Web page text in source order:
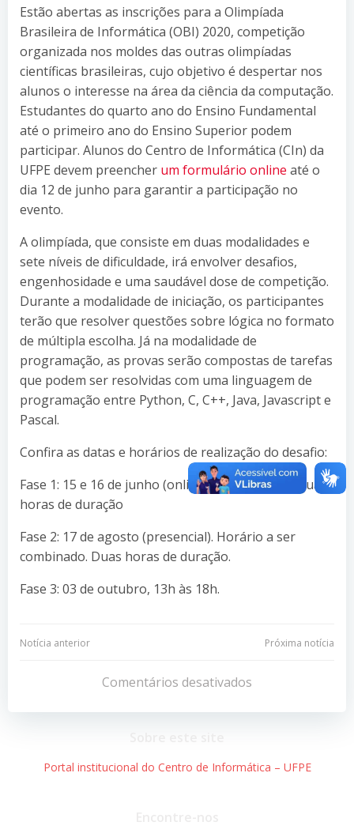
Estão abertas as inscrições para a Olimpíada
Brasileira de Informática (OBI) 2020, competição
organizada nos moldes das outras olimpíadas
científicas brasileiras, cujo objetivo é despertar nos
alunos o interesse na área da ciência da computação.
Estudantes do quarto ano do Ensino Fundamental
até o primeiro ano do Ensino Superior podem
participar. Alunos do Centro de Informática (CIn) da
UFPE devem preencher um formulário online até o
dia 12 de junho para garantir a participação no
evento.
A olimpíada, que consiste em duas modalidades e
sete níveis de dificuldade, irá envolver desafios,
engenhosidade e uma saudável dose de competição.
Durante a modalidade de iniciação, os participantes
terão que resolver questões sobre lógica no formato
de múltipla escolha. Já na modalidade de
programação, as provas serão compostas de tarefas
que podem ser resolvidas com uma linguagem de
programação entre Python, C, C++, Java, Javascript e
Pascal.
Confira as datas e horários de realização do desafio:
Fase 1: 15 e 16 de junho (online ou presencial). Duas
horas de duração
Fase 2: 17 de agosto (presencial). Horário a ser
combinado. Duas horas de duração.
Fase 3: 03 de outubro, 13h às 18h.
Navegação
Post
Notícia anterior
Navegação
de
Post
Próxima notícia
Comentários desativados
Portal institucional do Centro de Informática – UFPE